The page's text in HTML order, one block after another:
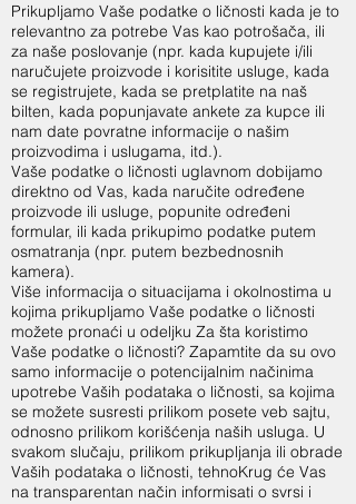
Prikupljamo Vaše podatke o ličnosti kada je to
relevantno za potrebe Vas kao potrošača, ili
za naše poslovanje (npr. kada kupujete i/ili
naručujete proizvode i korisitite usluge, kada
se registrujete, kada se pretplatite na naš
bilten, kada popunjavate ankete za kupce ili
nam date povratne informacije o našim
proizvodima i uslugama, itd.).
Vaše podatke o ličnosti uglavnom dobijamo
direktno od Vas, kada naručite određene
proizvode ili usluge, popunite određeni
formular, ili kada prikupimo podatke putem
osmatranja (npr. putem bezbednosnih
kamera).
Više informacija o situacijama i okolnostima u
kojima prikupljamo Vaše podatke o ličnosti
možete pronaći u odeljku Za šta koristimo
Vaše podatke o ličnosti? Zapamtite da su ovo
samo informacije o potencijalnim načinima
upotrebe Vaših podataka o ličnosti, sa kojima
se možete susresti prilikom posete veb sajtu,
odnosno prilikom korišćenja naših usluga. U
svakom slučaju, prilikom prikupljanja ili obrade
Vaših podataka o ličnosti, tehnoKrug će Vas
na transparentan način informisati o svrsi i